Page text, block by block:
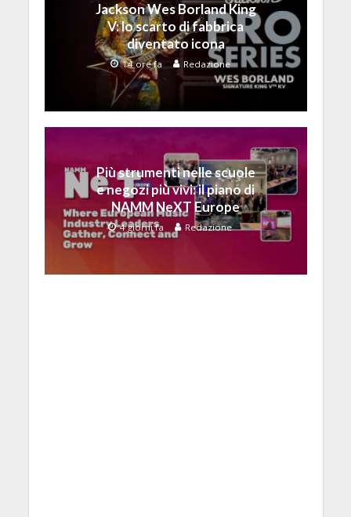
Jackson Wes Borland King
V: lo scarto di fabbrica
diventato icona
14 ore fa Redazione
Più strumenti nelle scuole
e negozi più vivi: il piano di
NAMM NeXT Europe
4 giorni fa Redazione